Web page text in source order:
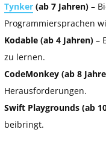
Tynker (ab 7 Jahren) –
Programmiersprachen
Kodable (ab 4 Jahren) –
zu lernen.
CodeMonkey (ab 8
Herausforderungen.
Swift Playgrounds (ab
beibringt.